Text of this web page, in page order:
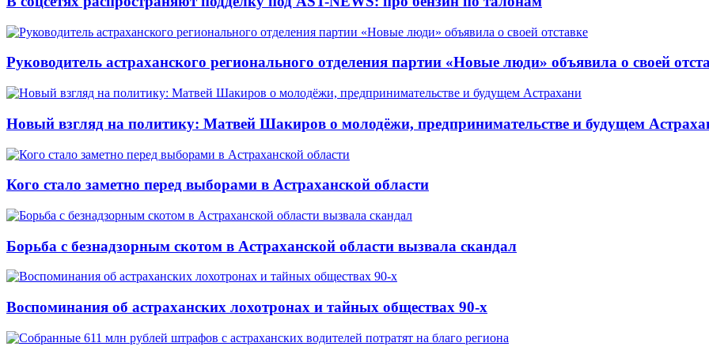
Руководитель астраханского регионального отделения партии «Новые люди» объявила о своей
Новый взгляд на политику: Матвей Шакиров о молодёжи, предпринимательстве и будущем
Кого стало заметно перед выборами в Астраханской области
Борьба с безнадзорным скотом в Астраханской области вызвала скандал
Воспоминания об астраханских лохотронах и тайных обществах 90-х